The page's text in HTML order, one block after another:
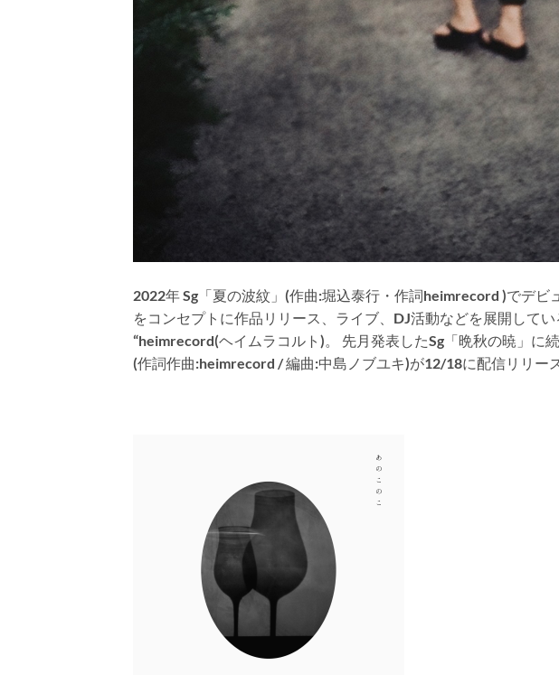
2022年Sg 「夏の波紋」 (作曲:堀込泰行・作詞heimrecord )でデビ
をコンセプトに作品リリース、ライブ、 DJ活動などを展開して
“heimrecord(ヘイムラコルト )。 先月発表したSg 「晩秋の暁」に続
(作詞作曲:heimrecord /編曲:中島ノブユキ)が12/18に配信リリー